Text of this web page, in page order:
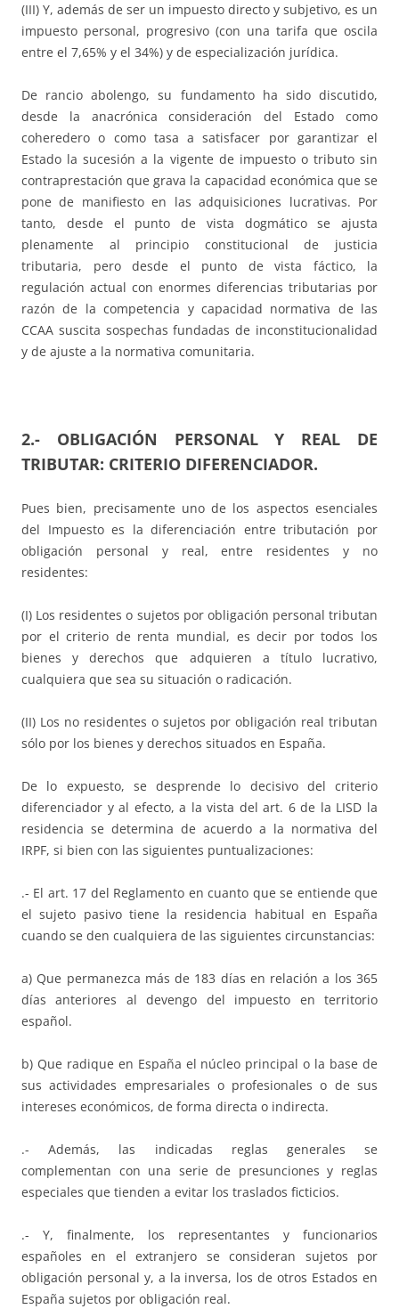
(III) Y, además de ser un impuesto directo y subjetivo, es un
impuesto personal, progresivo (con una tarifa que oscila
entre el 7,65% y el 34%) y de especialización jurídica.
De rancio abolengo, su fundamento ha sido discutido,
desde la anacrónica consideración del Estado como
coheredero o como tasa a satisfacer por garantizar el
Estado la sucesión a la vigente de impuesto o tributo sin
contraprestación que grava la capacidad económica que se
pone de manifiesto en las adquisiciones lucrativas. Por
tanto, desde el punto de vista dogmático se ajusta
plenamente al principio constitucional de justicia
tributaria, pero desde el punto de vista fáctico, la
regulación actual con enormes diferencias tributarias por
razón de la competencia y capacidad normativa de las
CCAA suscita sospechas fundadas de inconstitucionalidad
y de ajuste a la normativa comunitaria.
2.- OBLIGACIÓN PERSONAL Y REAL DE
TRIBUTAR: CRITERIO DIFERENCIADOR.
Pues bien, precisamente uno de los aspectos esenciales
del Impuesto es la diferenciación entre tributación por
obligación personal y real, entre residentes y no
residentes:
(I) Los residentes o sujetos por obligación personal tributan
por el criterio de renta mundial, es decir por todos los
bienes y derechos que adquieren a título lucrativo,
cualquiera que sea su situación o radicación.
(II) Los no residentes o sujetos por obligación real tributan
sólo por los bienes y derechos situados en España.
De lo expuesto, se desprende lo decisivo del criterio
diferenciador y al efecto, a la vista del art. 6 de la LISD la
residencia se determina de acuerdo a la normativa del
IRPF, si bien con las siguientes puntualizaciones:
.- El art. 17 del Reglamento en cuanto que se entiende que
el sujeto pasivo tiene la residencia habitual en España
cuando se den cualquiera de las siguientes circunstancias:
a) Que permanezca más de 183 días en relación a los 365
días anteriores al devengo del impuesto en territorio
español.
b) Que radique en España el núcleo principal o la base de
sus actividades empresariales o profesionales o de sus
intereses económicos, de forma directa o indirecta.
.- Además, las indicadas reglas generales se
complementan con una serie de presunciones y reglas
especiales que tienden a evitar los traslados ficticios.
.- Y, finalmente, los representantes y funcionarios
españoles en el extranjero se consideran sujetos por
obligación personal y, a la inversa, los de otros Estados en
España sujetos por obligación real.